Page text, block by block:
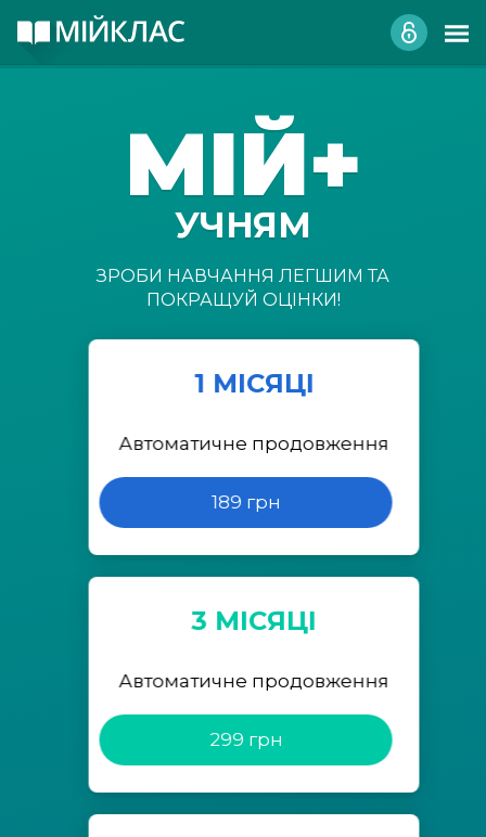
МІЙ+
УЧНЯМ
ЗРОБИ НАВЧАННЯ ЛЕГШИМ ТА
ПОКРАЩУЙ ОЦІНКИ!
1 МІСЯЦІ
Автоматичне продовження
189 грн
3 МІСЯЦІ
Автоматичне продовження
299 грн